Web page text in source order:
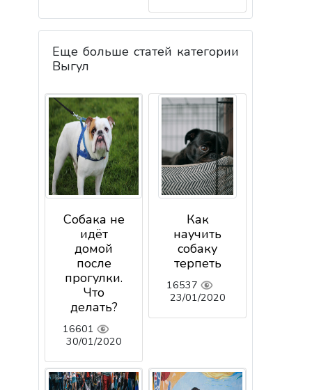
Еще больше статей категории
Выгул
Собака не
идёт
домой
после
прогулки.
Что
делать?
16601
30/01/2020
Как
научить
собаку
терпеть
16537
23/01/2020